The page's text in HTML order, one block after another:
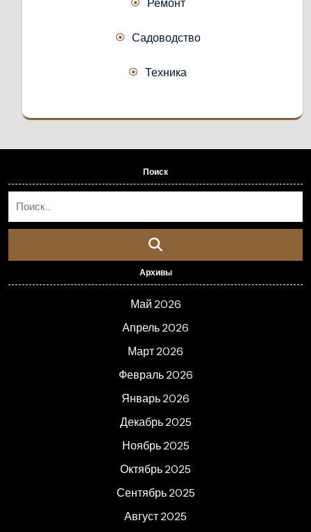
Садоводство
Техника
Поиск
Архивы
Май 2026
Апрель 2026
Март 2026
Февраль 2026
Январь 2026
Декабрь 2025
Ноябрь 2025
Октябрь 2025
Сентябрь 2025
Август 2025